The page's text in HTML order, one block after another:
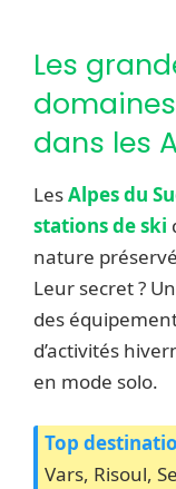
Les
dans les
LesAlpes du
stations de ski
nature
Leur secret ? Un
des
d’activités
en mode solo.
Top
Vars, Risoul,